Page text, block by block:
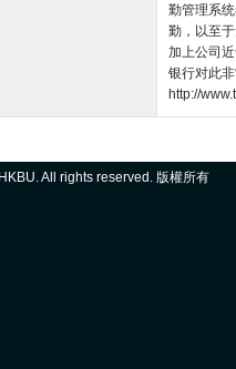
勤管理系
勤，以至
加上公司
银行对此
http://
All rights reserved. 版權所有